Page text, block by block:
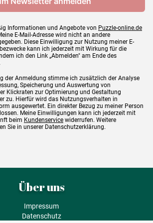
Informationen und Angebote von Puzzle-online.de
E-Mail-Adresse wird nicht an andere
Diese Einwilligung zur Nutzung meiner E-
kann ich jederzeit mit Wirkung für die
ich den Link „Abmelden" am Ende des
der Anmeldung stimme ich zusätzlich der Analyse
Speicherung und Auswertung von
Klickraten zur Optimierung und Gestaltung
zu. Hierfür wird das Nutzungsverhalten in
ausgewertet. Ein direkter Bezug zu meiner Person
Meine Einwilligungen kann ich jederzeit mit
beim Kundenservice widerrufen. Weitere
Sie in unserer Datenschutzerklärung.
Über uns
Impressum
Datenschutz